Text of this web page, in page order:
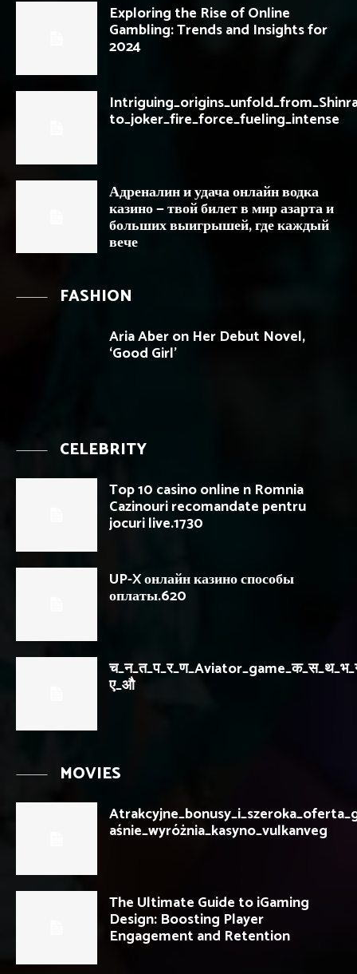
Exploring the Rise of Online
Gambling: Trends and Insights for
2024
to_joker_fire_force_fueling_intense
Адреналин и удача онлайн водка
казино — твой билет в мир азарта и
больших выигрышей, где каждый
вече
FASHION
Aria Aber on Her Debut Novel,
‘Good Girl’
CELEBRITY
Top 10 casino online n Romnia
Cazinouri recomandate pentru
jocuri live.1730
UP-X онлайн казино способы
оплаты.620
ए_औ
MOVIES
aśnie_wyróżnia_kasyno_vulkanveg
The Ultimate Guide to iGaming
Design: Boosting Player
Engagement and Retention